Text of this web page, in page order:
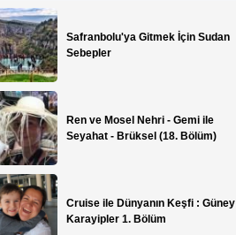
Safranbolu'ya Gitmek İçin Sudan
Sebepler
Ren ve Mosel Nehri - Gemi ile
Seyahat - Brüksel (18. Bölüm)
Cruise ile Dünyanın Keşfi : Güney
Karayipler 1. Bölüm